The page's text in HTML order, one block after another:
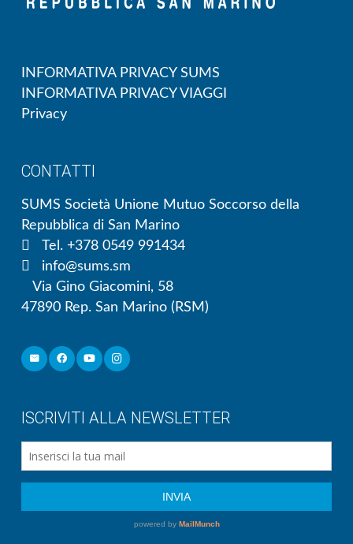
INFORMATIVA PRIVACY SUMS
INFORMATIVA PRIVACY VIAGGI
Privacy
CONTATTI
SUMS Società Unione Mutuo Soccorso della
Repubblica di San Marino
Tel. +378 0549 991434
info@sums.sm
Via Gino Giacomini, 58
47890 Rep. San Marino (RSM)
ISCRIVITI ALLA NEWSLETTER